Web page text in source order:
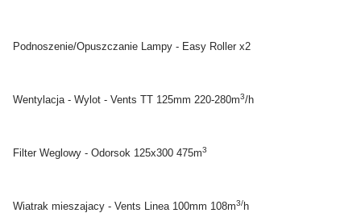
Podnoszenie/Opuszczanie Lampy - Easy Roller x2
Wentylacja - Wylot - Vents TT 125mm 220-280m3/h
Filter Weglowy - Odorsok 125x300 475m3
Wiatrak mieszajacy - Vents Linea 100mm 108m3/h